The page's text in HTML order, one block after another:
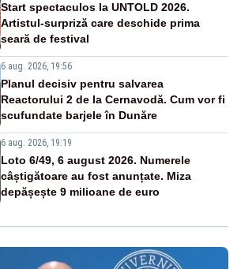
Start spectaculos la UNTOLD 2026.
Artistul-surpriză care deschide prima
seară de festival
6 aug. 2026, 19:56
Planul decisiv pentru salvarea
Reactorului 2 de la Cernavodă. Cum vor fi
scufundate barjele în Dunăre
6 aug. 2026, 19:19
Loto 6/49, 6 august 2026. Numerele
câștigătoare au fost anunțate. Miza
depășește 9 milioane de euro